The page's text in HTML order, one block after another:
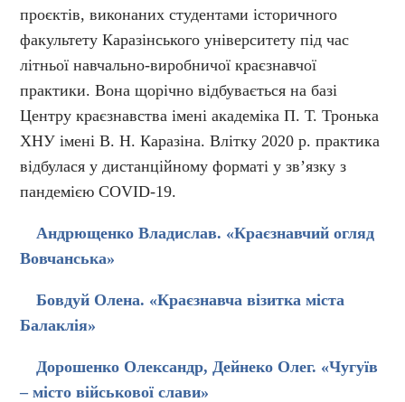
проєктів, виконаних студентами історичного
факультету Каразінського університету під час
літньої навчально-виробничої краєзнавчої
практики. Вона щорічно відбувається на базі
Центру краєзнавства імені академіка П. Т. Тронька
ХНУ імені В. Н. Каразіна. Влітку 2020 р. практика
відбулася у дистанційному форматі у зв’язку з
пандемією COVID-19.
Андрющенко Владислав. «Краєзнавчий огляд
Вовчанська»
Бовдуй Олена. «Краєзнавча візитка міста
Балаклія»
Дорошенко Олександр, Дейнеко Олег. «Чугуїв
– місто військової слави»